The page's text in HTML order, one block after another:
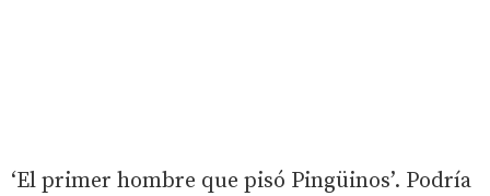
‘El primer hombre que pisó Pingüinos’. Podría